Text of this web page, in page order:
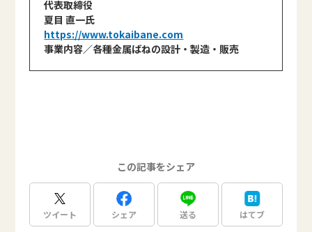
代表取締役
夏目 直一氏
https://www.tokaibane.com
事業内容／各種金属ばねの設計・製造・販売
この記事をシェア
ツイート シェア 送る はてブ